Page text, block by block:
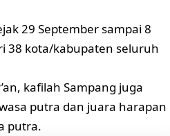
29 September sampai 8
38 kota/kabupaten seluruh
kafilah Sampang juga
putra dan juara harapan
putra.